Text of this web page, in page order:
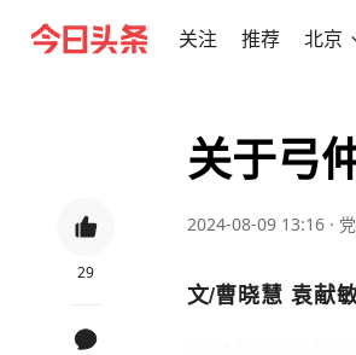
关注 推荐 北京
29
关于弓
2024-08-09 13:16 ·
文/曹晓慧 袁献